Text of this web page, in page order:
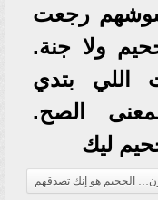
رجعت
ولا جنة.
اللي بتدي
الصح.
ليك
الجحيم هو إنك تصدقهم